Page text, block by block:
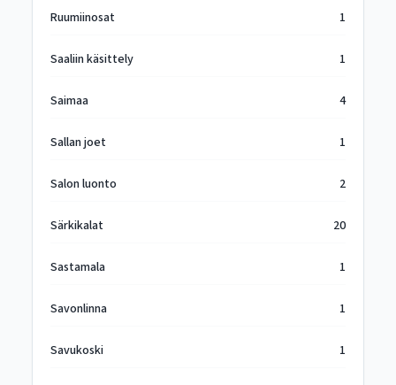
Ruumiinosat 1
Saaliin käsittely 1
Saimaa 4
Sallan joet 1
Salon luonto 2
Särkikalat 20
Sastamala 1
Savonlinna 1
Savukoski 1